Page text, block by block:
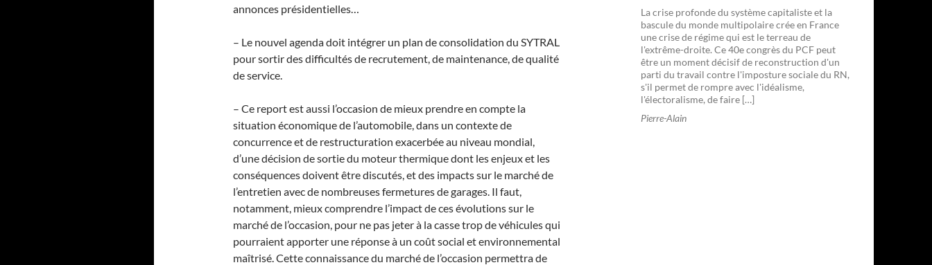
annonces présidentielles…
– Le nouvel agenda doit intégrer un plan de consolidation du SYTRAL
pour sortir des difficultés de recrutement, de maintenance, de qualité
de service.
– Ce report est aussi l’occasion de mieux prendre en compte la
situation économique de l’automobile, dans un contexte de
concurrence et de restructuration exacerbée au niveau mondial,
d’une décision de sortie du moteur thermique dont les enjeux et les
conséquences doivent être discutés, et des impacts sur le marché de
l’entretien avec de nombreuses fermetures de garages. Il faut,
notamment, mieux comprendre l’impact de ces évolutions sur le
marché de l’occasion, pour ne pas jeter à la casse trop de véhicules qui
pourraient apporter une réponse à un coût social et environnemental
maîtrisé. Cette connaissance du marché de l’occasion permettra de
La crise profonde du système capitaliste et la
bascule du monde multipolaire crée en France
une crise de régime qui est le terreau de
l'extrême-droite. Ce 40e congrès du PCF peut
être un moment décisif de reconstruction d'un
parti du travail contre l'imposture sociale du RN,
s'il permet de rompre avec l'idéalisme,
l'électoralisme, de faire […]
Pierre-Alain